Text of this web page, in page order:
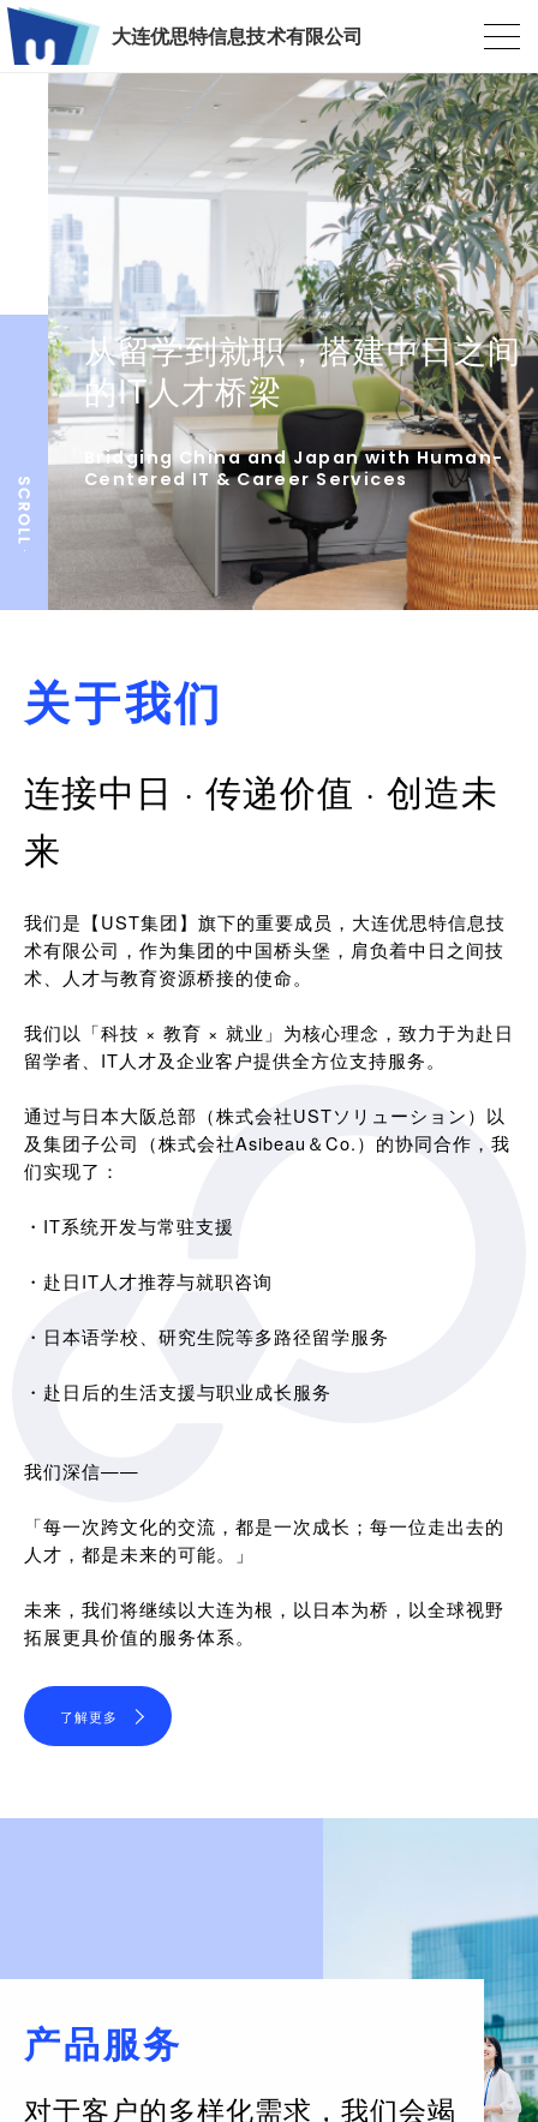
大连优思特信息技术有限公司
从留学到就职，搭建中日之间
的IT人才桥梁
Bridging China and Japan with Human-
Centered IT & Career Services
关于我们
连接中日 · 传递价值 · 创造未
来
我们是【UST集团】旗下的重要成员，大连优思特信息技
术有限公司，作为集团的中国桥头堡，肩负着中日之间技
术、人才与教育资源桥接的使命。
我们以「科技 × 教育 × 就业」为核心理念，致力于为赴日
留学者、IT人才及企业客户提供全方位支持服务。
通过与日本大阪总部（株式会社USTソリューション）以
及集团子公司（株式会社Asibeau＆Co.）的协同合作，我
们实现了：
・IT系统开发与常驻支援
・赴日IT人才推荐与就职咨询
・日本语学校、研究生院等多路径留学服务
・赴日后的生活支援与职业成长服务
我们深信——
「每一次跨文化的交流，都是一次成长；每一位走出去的
人才，都是未来的可能。」
未来，我们将继续以大连为根，以日本为桥，以全球视野
拓展更具价值的服务体系。
了解更多
产品服务
对于客户的多样化需求， 我们会竭